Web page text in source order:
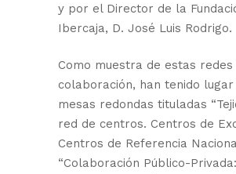
y por el Director de la
Ibercaja, D. José Luis Rodrigo.
Como muestra de estas redes
colaboración, han tenido lugar
mesas redondas tituladas
red de centros. Centros de
Centros de Referencia
“Colaboración Público-